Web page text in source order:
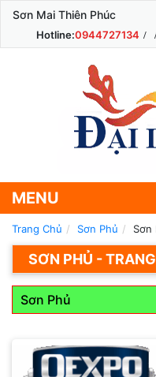
Sơn Mai Thiên Phúc
Hotline:0944727134
MENU
Trang Chủ Sơn Phủ Sơn
SƠN PHỦ -
Sơn Phủ